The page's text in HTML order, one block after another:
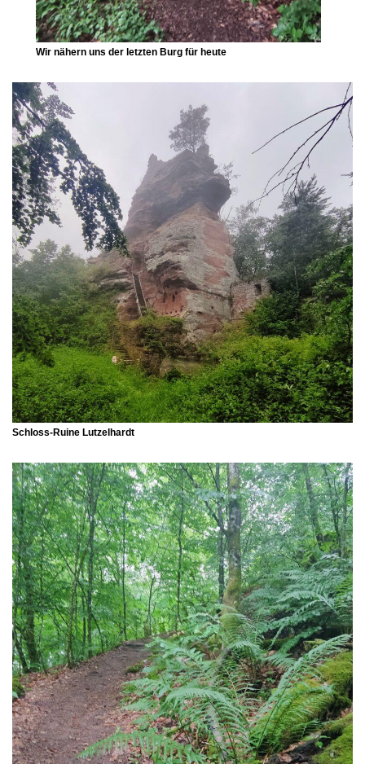
Wir nähern uns der letzten Burg für heute
Schloss-Ruine Lutzelhardt